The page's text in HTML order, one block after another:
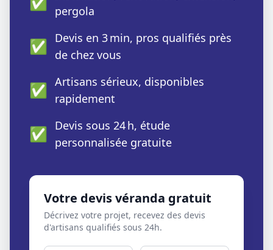
pergola
✅ Devis en 3 min, pros qualifiés près
de chez vous
✅ Artisans sérieux, disponibles
rapidement
✅ Devis sous 24 h, étude
personnalisée gratuite
Votre devis véranda gratuit
Décrivez votre projet, recevez des devis
d'artisans qualifiés sous 24h.